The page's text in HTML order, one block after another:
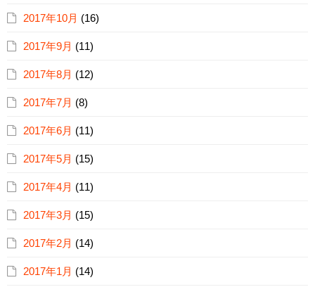
2017年10月 (16)
2017年9月 (11)
2017年8月 (12)
2017年7月 (8)
2017年6月 (11)
2017年5月 (15)
2017年4月 (11)
2017年3月 (15)
2017年2月 (14)
2017年1月 (14)